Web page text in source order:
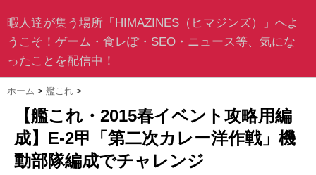
暇人達が集う場所「HIMAZINES（ヒマジンズ）」へよ
うこそ！ゲーム・食レぽ・SEO・ニュース等、気にな
ったことを配信中！
ホーム > 艦これ >
【艦これ・2015春イベント攻略用編
成】E-2甲「第二次カレー洋作戦」機
動部隊編成でチャレンジ